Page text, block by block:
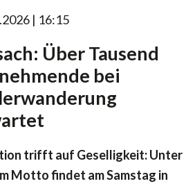
| 16:15
Über Tausend
bei
trifft auf Geselligkeit: Unter
Motto findet am Samstag in